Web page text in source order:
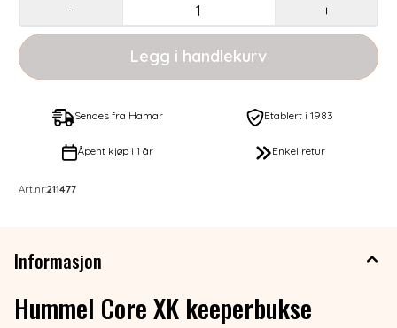
- +
Sendes fra Hamar Etablert i 1983
Åpent kjøp i 1 år Enkel retur
Art.nr:211477
Informasjon
Hummel Core XK keeperbukse